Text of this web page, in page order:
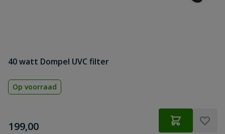
40 watt Dompel UVC filter
Op voorraad
€
199,00